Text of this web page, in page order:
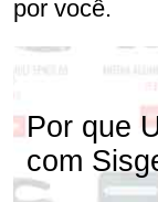
por você.
Por que
com